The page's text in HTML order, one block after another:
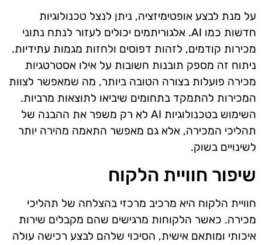
על מנת לבצע אופטימיזציה, ניתן לנצל טכנולוגיות
חדשות כמו AI. אלגוריתמים יכולים לעזור לנתח נתוני
מכירות קודמים, לזהות דפוסים ולחזות מגמות עתידיות.
ניתוח זה מספק תובנות חשובות על אילו אסטרטגיות
מכירה פועלות בצורה הטובה ביותר, מה שמאפשר לצוות
המכירות להתמקד בתחומים שיביאו לתוצאות מרביות.
השימוש בטכנולוגיות AI לא רק משפר את ההבנה של
תהליכי המכירה, אלא גם מאפשר התאמה מהירה יותר
לשינויים בשוק.
שיפור חוויית הלקוח
חוויית הלקוח היא מרכיב מרכזי בהצלחה של תהליכי
מכירה. כאשר הלקוחות מרגישים שהם מקבלים שירות
איכותי ומותאם אישית, הסיכוי שלהם לבצע רכישה עולה